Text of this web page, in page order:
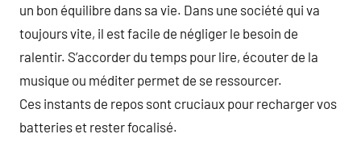
un bon équilibre dans sa vie. Dans une société qui va
toujours vite, il est facile de négliger le besoin de
ralentir. S’accorder du temps pour lire, écouter de la
musique ou méditer permet de se ressourcer.
Ces instants de repos sont cruciaux pour recharger vos
batteries et rester focalisé.